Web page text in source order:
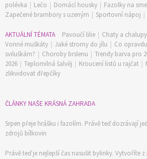
polévka | Lečo | Domácí housky | Fazolky na
Zapečené brambory s uzeným | Sportovní nápoj |
AKTUÁLNÍ TÉMATA Pavoučí lilie | Chaty a chalupy
Vonné muškáty | Jaké stromy do jílu | Co
sviluškám? | Choroby brslenu | Trendy barva pro
2026 | Teplomilná šalvěj | Kroucení listů u rajčat |
zlikvidovat dřepčíky
ČLÁNKY NAŠE KRÁSNÁ ZAHRADA
Srpen přeje hrášku i fazolím. Právě teď dozrávají
zdrojů bílkovin
Právě teď je nejlepší čas nasušit bylinky. Vytvoříte